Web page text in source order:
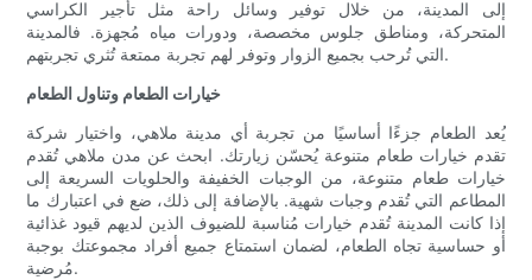
إلى المدينة، من خلال توفير وسائل راحة مثل تأجير الكراسي
المتحركة، ومناطق جلوس مخصصة، ودورات مياه مُجهزة. فالمدينة
التي تُرحب بجميع الزوار وتوفر لهم تجربة ممتعة تُثري تجربتهم.
خيارات الطعام وتناول الطعام
يُعد الطعام جزءًا أساسيًا من تجربة أي مدينة ملاهي، واختيار شركة
تقدم خيارات طعام متنوعة يُحسّن زيارتك. ابحث عن مدن ملاهي تُقدم
خيارات طعام متنوعة، من الوجبات الخفيفة والحلويات السريعة إلى
المطاعم التي تُقدم وجبات شهية. بالإضافة إلى ذلك، ضع في اعتبارك ما
إذا كانت المدينة تُقدم خيارات مُناسبة للضيوف الذين لديهم قيود غذائية
أو حساسية تجاه الطعام، لضمان استمتاع جميع أفراد مجموعتك بوجبة
مُرضية.